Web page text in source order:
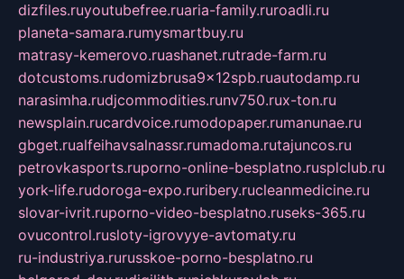
dizfiles.ruyoutubefree.ruaria-family.ruroadli.ru
planeta-samara.rumysmartbuy.ru
matrasy-kemerovo.ruashanet.rutrade-farm.ru
dotcustoms.rudomizbrusa9x12spb.ruautodamp.ru
narasimha.rudjcommodities.runv750.rux-ton.ru
newsplain.rucardvoice.rumodopaper.rumanunae.ru
gbget.rualfeihavsalnassr.rumadoma.rutajuncos.ru
petrovkasports.ruporno-online-besplatno.rusplclub.ru
york-life.rudoroga-expo.ruribery.rucleanmedicine.ru
slovar-ivrit.ruporno-video-besplatno.ruseks-365.ru
ovucontrol.rusloty-igrovyye-avtomaty.ru
ru-industriya.rurusskoe-porno-besplatno.ru